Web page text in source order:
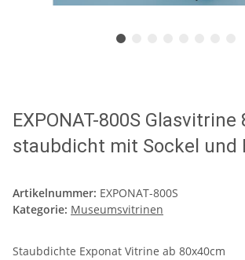
EXPONAT-800S
staubdicht mit Sockel und
Artikelnummer: EXPONAT-800S
Kategorie: Museumsvitrinen
Staubdichte Exponat Vitrine ab 80x40cm